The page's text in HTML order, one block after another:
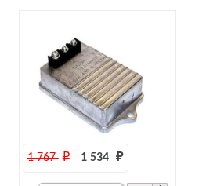
1 767 ₽ 1 534 ₽